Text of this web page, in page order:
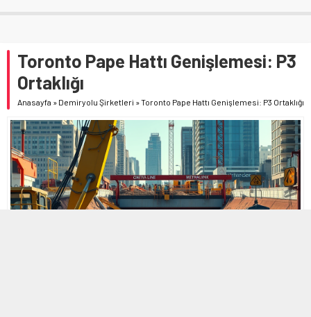
Toronto Pape Hattı Genişlemesi: P3
Ortaklığı
Anasayfa » Demiryolu Şirketleri »Toronto Pape Hattı Genişlemesi: P3 Ortaklığı